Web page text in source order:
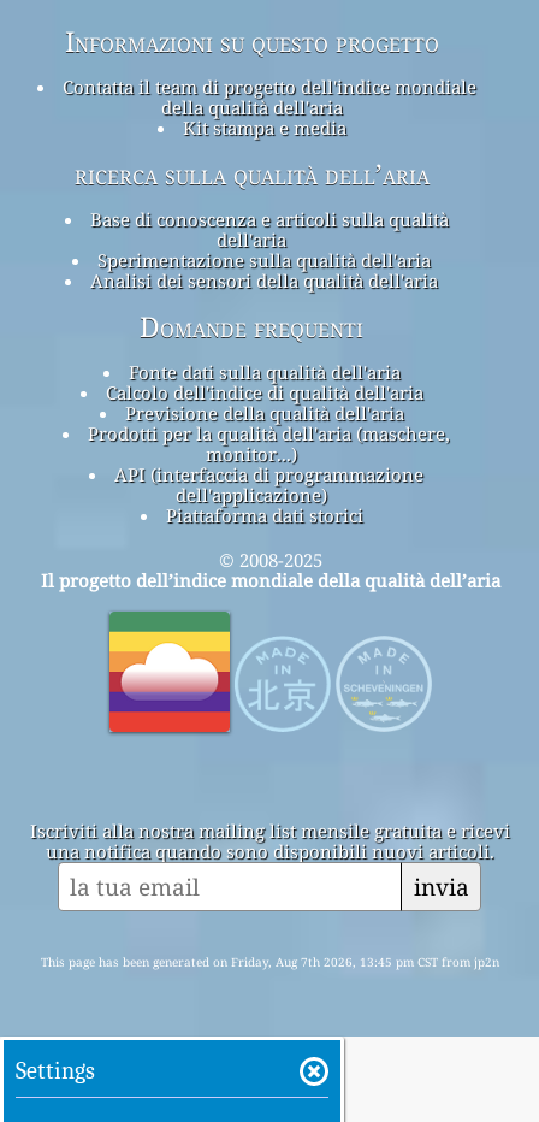
Informazioni su questo progetto
Contatta il team di progetto dell'indice mondiale
della qualità dell'aria
Kit stampa e media
ricerca sulla qualità dell’aria
Base di conoscenza e articoli sulla qualità
dell'aria
Sperimentazione sulla qualità dell'aria
Analisi dei sensori della qualità dell'aria
Domande frequenti
Fonte dati sulla qualità dell'aria
Calcolo dell'indice di qualità dell'aria
Previsione della qualità dell'aria
Prodotti per la qualità dell'aria (maschere,
monitor...)
API (interfaccia di programmazione
dell'applicazione)
Piattaforma dati storici
© 2008-2025
Il progetto dell’indice mondiale della qualità dell’aria
Iscriviti alla nostra mailing list mensile gratuita e ricevi
una notifica quando sono disponibili nuovi articoli.
invia
This page has been generated on Friday, Aug 7th 2026, 13:45 pm CST from jp2n
Settings